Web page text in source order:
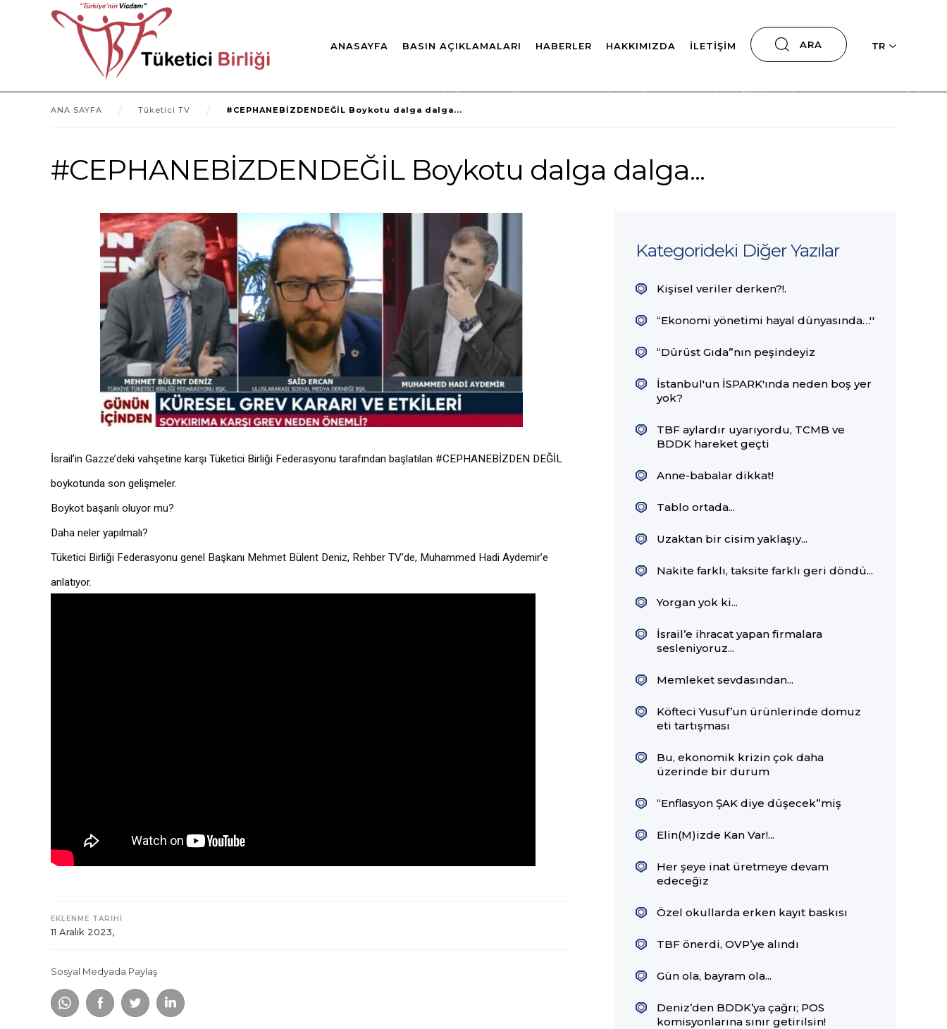
TR
ARA
ANASAYFA BASIN AÇIKLAMALARI HABERLER HAKKIMIZDA İLETIŞIM
ANA SAYFA Tüketici TV #CEPHANEBİZDENDEĞİL Boykotu dalga dalga...
#CEPHANEBİZDENDEĞİL Boykotu dalga dalga...
İsrail’in Gazze’deki vahşetine karşı Tüketici Birliği Federasyonu tarafından başlatılan #CEPHANEBİZDEN DEĞİL
boykotunda son gelişmeler.
Boykot başarılı oluyor mu?
Daha neler yapılmalı?
Tüketici Birliği Federasyonu genel Başkanı Mehmet Bülent Deniz, Rehber TV’de, Muhammed Hadi Aydemir’e
anlatıyor.
EKLENME TARİHİ
11 Aralık 2023,
Sosyal Medyada Paylaş
Kategorideki Diğer Yazılar
Kişisel veriler derken?!.
“Ekonomi yönetimi hayal dünyasında…''
“Dürüst Gıda”nın peşindeyiz
İstanbul'un İSPARK'ında neden boş yer
yok?
TBF aylardır uyarıyordu, TCMB ve
BDDK hareket geçti
Anne-babalar dikkat!
Tablo ortada...
Uzaktan bir cisim yaklaşıy...
Nakite farklı, taksite farklı geri döndü...
Yorgan yok ki...
İsrail’e ihracat yapan firmalara
sesleniyoruz...
Memleket sevdasından...
Köfteci Yusuf’un ürünlerinde domuz
eti tartışması
Bu, ekonomik krizin çok daha
üzerinde bir durum
“Enflasyon ŞAK diye düşecek”miş
Elin(M)izde Kan Var!...
Her şeye inat üretmeye devam
edeceğiz
Özel okullarda erken kayıt baskısı
TBF önerdi, OVP’ye alındı
Gün ola, bayram ola...
Deniz’den BDDK’ya çağrı; POS
komisyonlarına sınır getirilsin!